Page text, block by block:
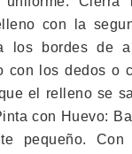
con la
los bordes de
con los dedos o
el relleno se
con Huevo:
pequeño.